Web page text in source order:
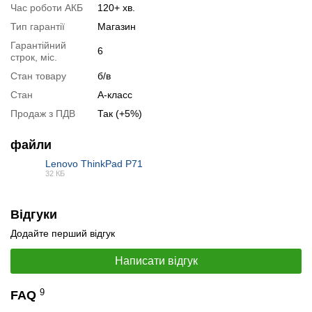
Запит оптової ціни
Час роботи АКБ
120+ хв.
Тип гарантії
Магазин
Гарантійний
строк, міс.
6
Стан товару
б/в
Стан
А-класс
Продаж з ПДВ
Так (+5%)
файли
Lenovo ThinkPad P71
32 КБ
Відгуки
Додайте перший відгук
Написати відгук
FAQ 9